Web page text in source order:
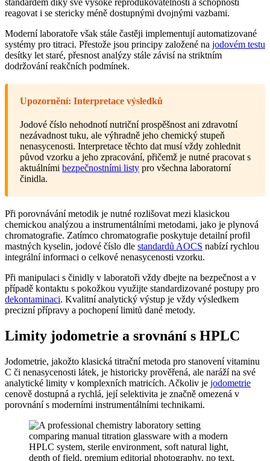
standardem díky své vysoké reprodukovatelnosti a schopnosti
reagovat i se stericky méně dostupnými dvojnými vazbami.
Moderní laboratoře však stále častěji implementují automatizované
systémy pro titraci. Přestože jsou principy založené na jodovém testu
desítky let staré, přesnost analýzy stále závisí na striktním
dodržování reakčních podmínek.
Upozornění: Interpretace výsledků
Jodové číslo nehodnotí nutriční prospěšnost ani zdravotní
nezávadnost tuku, ale výhradně jeho chemický stupeň
nenasycenosti. Interpretace těchto dat musí vždy zohlednit
původ vzorku a jeho zpracování, přičemž je nutné pracovat s
aktuálními bezpečnostními listy pro všechna laboratorní
činidla.
Při porovnávání metodik je nutné rozlišovat mezi klasickou
chemickou analýzou a instrumentálními metodami, jako je plynová
chromatografie. Zatímco chromatografie poskytuje detailní profil
mastných kyselin, jodové číslo dle standardů AOCS nabízí rychlou
integrální informaci o celkové nenasycenosti vzorku.
Při manipulaci s činidly v laboratoři vždy dbejte na bezpečnost a v
případě kontaktu s pokožkou využijte standardizované postupy pro
dekontaminaci. Kvalitní analytický výstup je vždy výsledkem
precizní přípravy a pochopení limitů dané metody.
Limity jodometrie a srovnání s HPLC
Jodometrie, jakožto klasická titrační metoda pro stanovení vitaminu
C či nenasycenosti látek, je historicky prověřená, ale naráží na své
analytické limity v komplexních matricích. Ačkoliv je jodometrie
cenově dostupná a rychlá, její selektivita je značně omezená v
porovnání s moderními instrumentálními technikami.